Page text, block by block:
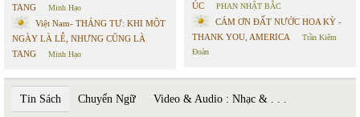
TANG
Minh Hạo
Việt Nam- THÁNG TƯ: KHI MỘT
NGÀY LÀ LỄ, NHƯNG CŨNG LÀ
TANG
Minh Hạo
ÚC
PHAN NHẬT BẮC
CÁM ƠN ĐẤT NƯỚC HOA KỲ -
THANK YOU, AMERICA
Trần Kiêm
Đoàn
Tin Sách Chuyển Ngữ Video & Audio : Nhạc & . . .